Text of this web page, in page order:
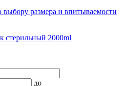
размера и впитываемости
стерильный 2000ml
до